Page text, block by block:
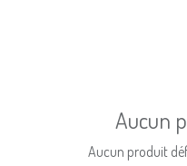
Aucun
Aucun produit